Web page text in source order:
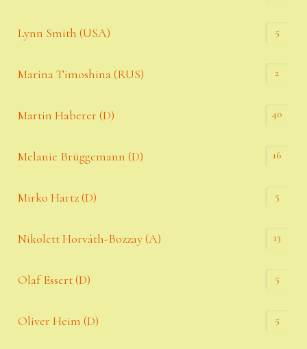
Lynn Smith (USA) 5
Marina Timoshina (RUS) 2
Martin Haberer (D) 40
Melanie Brüggemann (D) 16
Mirko Hartz (D) 5
Nikolett Horváth-Bozzay (A) 13
Olaf Essert (D) 5
Oliver Heim (D) 5